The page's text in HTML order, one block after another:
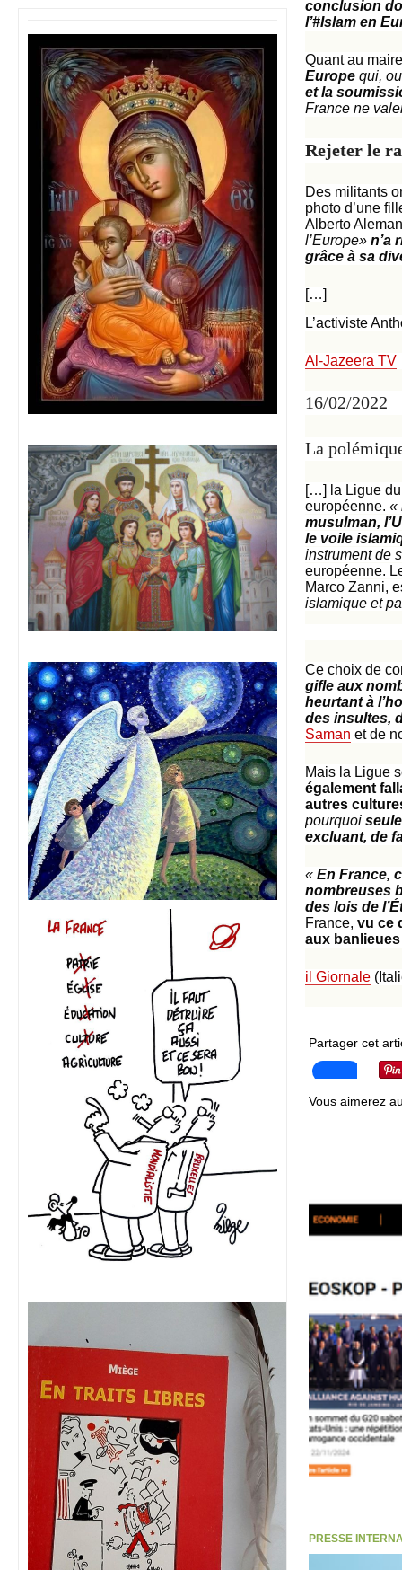
conclusion
l’#Islam en
Quant au
Europe qui,
et la
France ne
Rejeter le
Des militants
photo d’une
Alberto
l’Europe» n’a
grâce à sa
[…]
L’activiste
Al-Jazeera TV
16/02/2022
La
[…] la Ligue
européenne. «
musulman,
le voile
instrument de
européenne.
Marco Zanni,
islamique et
Ce choix de
gifle aux
heurtant à
des insultes,
Saman et de
Mais la Ligue
également
autres
pourquoi
excluant, de
« En France,
nombreuses
des lois de
France, vu ce
aux
il Giornale
Partager cet
Vous aimerez
PRESSE